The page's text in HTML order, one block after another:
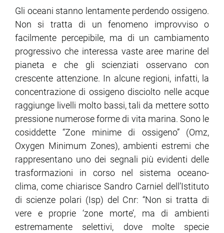
Gli oceani stanno lentamente perdendo ossigeno.
Non si tratta di un fenomeno improvviso o
facilmente percepibile, ma di un cambiamento
progressivo che interessa vaste aree marine del
pianeta e che gli scienziati osservano con
crescente attenzione. In alcune regioni, infatti, la
concentrazione di ossigeno disciolto nelle acque
raggiunge livelli molto bassi, tali da mettere sotto
pressione numerose forme di vita marina. Sono le
cosiddette “Zone minime di ossigeno” (Omz,
Oxygen Minimum Zones), ambienti estremi che
rappresentano uno dei segnali più evidenti delle
trasformazioni in corso nel sistema oceano-
clima, come chiarisce Sandro Carniel dell’Istituto
di scienze polari (Isp) del Cnr: “Non si tratta di
vere e proprie ‘zone morte’, ma di ambienti
estremamente selettivi, dove molte specie